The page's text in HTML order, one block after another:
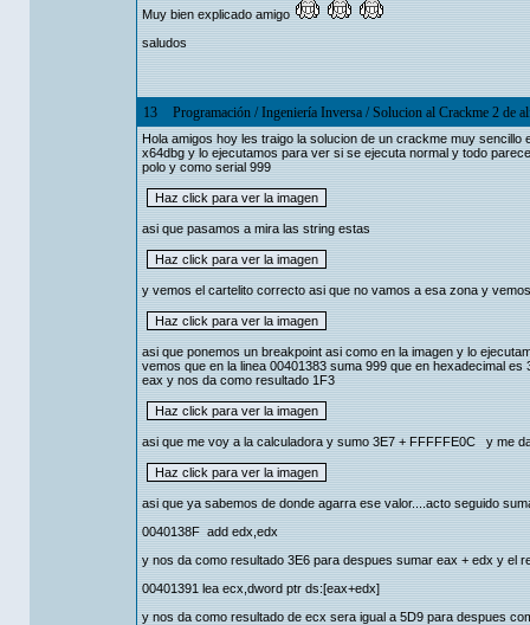
Muy bien explicado amigo
saludos
13 Programación/Ingeniería Inversa/Solucion al Crackme 2 de
Hola amigos hoy les traigo la solucion de un crackme muy
x64dbg y lo ejecutamos para ver si se ejecuta normal y todo
polo y como serial 999
asi que pasamos a mira las string estas
y vemos el cartelito correcto asi que no vamos a esa zona y
asi que ponemos un breakpoint asi como en la imagen y lo
vemos que en la linea 00401383 suma 999 que en hexadecimal
eax y nos da como resultado 1F3
asi que me voy a la calculadora y sumo 3E7 + FFFFFE0C y me
asi que ya sabemos de donde agarra ese valor....acto seguido
0040138F add edx,edx
y nos da como resultado 3E6 para despues sumar eax + edx y el
00401391 lea ecx,dword ptr ds:[eax+edx]
y nos da como resultado de ecx sera igual a 5D9 para despues